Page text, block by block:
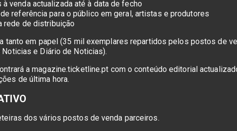
venda actualizada até à data de fecho
referência para o público em geral, artistas e produtores
rede de distribuição
tanto em papel (35 mil exemplares repartidos pelos postos de
e Diário de Noticias).
a magazine.ticketline.pt com o conteúdo editorial
de última hora.
dos vários postos de venda parceiros.